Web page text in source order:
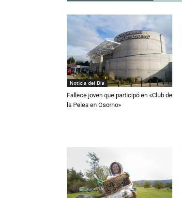
Noticia del Día
Fallece joven que participó en «Club de
la Pelea en Osorno»